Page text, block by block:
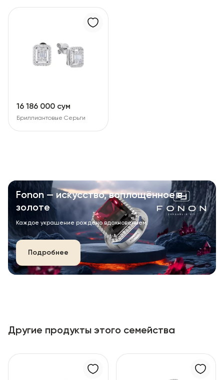
16 186 000 сум
Бриллиантовые Серьги
Fonon — искусство, воплощённое в
золоте
Каждое украшение рождено вдохновением.
Подробнее
Другие продукты этого семейства